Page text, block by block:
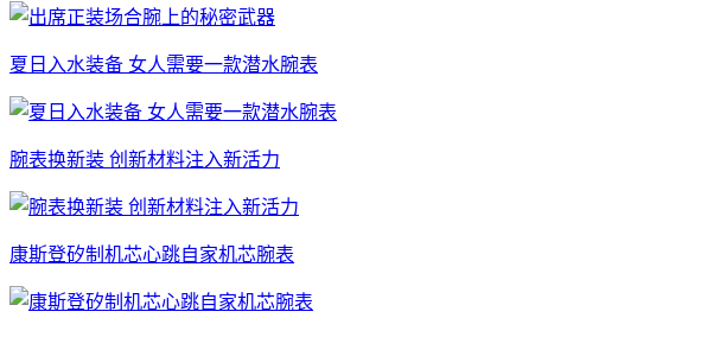
夏日入水装备 女人需要一款潜水腕表
腕表换新装 创新材料注入新活力
康斯登矽制机芯心跳自家机芯腕表